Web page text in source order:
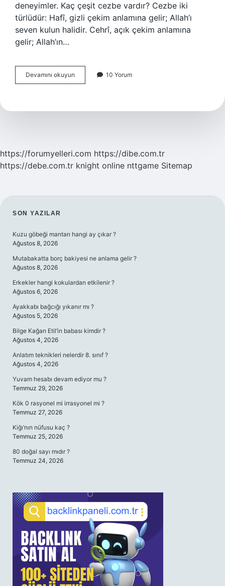
deneyimler. Kaç çeşit cezbe vardır? Cezbe iki
türlüdür: Hafî, gizli çekim anlamına gelir; Allah’ı
seven kulun halidir. Cehrî, açık çekim anlamına
gelir; Allah’ın…
Devamını okuyun
Nedir
10 Yorum
https://forumyelleri.com https://dibe.com.tr
https://debe.com.tr knight online nttgame Sitemap
SIDEBAR
SON YAZILAR
Kuzu göbeği mantarı hangi ay çıkar ?
Ağustos 8, 2026
Mutabakatta borç bakiyesi ne anlama gelir ?
Ağustos 8, 2026
Erkekler hangi kokulardan etkilenir ?
Ağustos 6, 2026
Ayakkabı bağcığı yıkanır mı ?
Ağustos 5, 2026
Bilge Kağan Etil’in babası kimdir ?
Ağustos 4, 2026
Anlatım teknikleri nelerdir 8. sınıf ?
Ağustos 4, 2026
Yuvam hesabı devam ediyor mu ?
Temmuz 29, 2026
Kök 0 rasyonel mi irrasyonel mi ?
Temmuz 27, 2026
Kiğı’nın nüfusu kaç ?
Temmuz 25, 2026
80 doğal sayı mıdır ?
Temmuz 24, 2026